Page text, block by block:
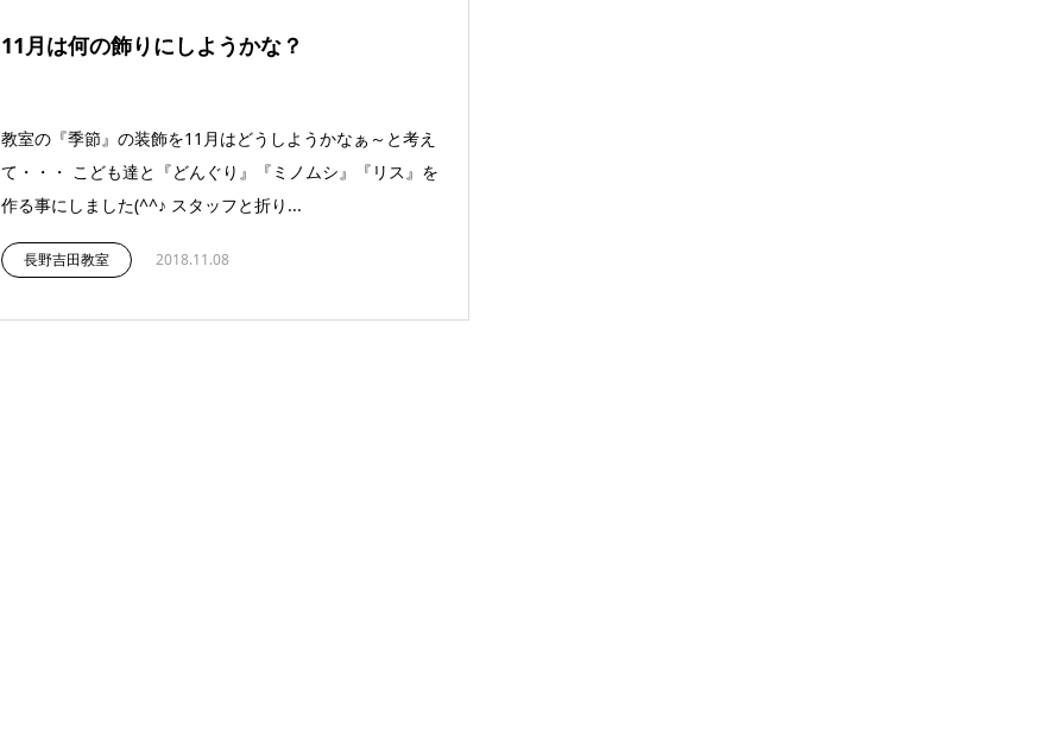
11月は何の飾りにしようかな？
教室の『季節』の装飾を11月はどうしようかなぁ～と考え
て・・・ こども達と『どんぐり』『ミノムシ』『リス』を
作る事にしました(^^♪ スタッフと折り...
長野吉田教室 2018.11.08